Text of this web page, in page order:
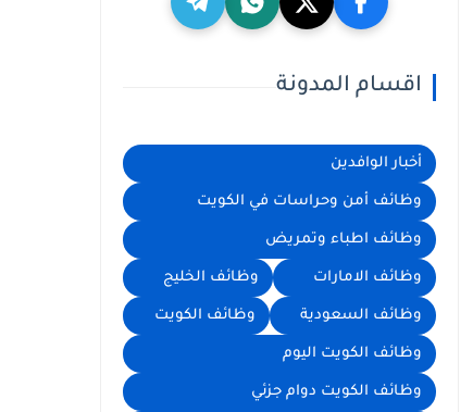
اقسام المدونة
أخبار الوافدين
وظائف أمن وحراسات في الكويت
وظائف اطباء وتمريض
وظائف الامارات وظائف الخليج
وظائف السعودية وظائف الكويت
وظائف الكويت اليوم
وظائف الكويت دوام جزئي